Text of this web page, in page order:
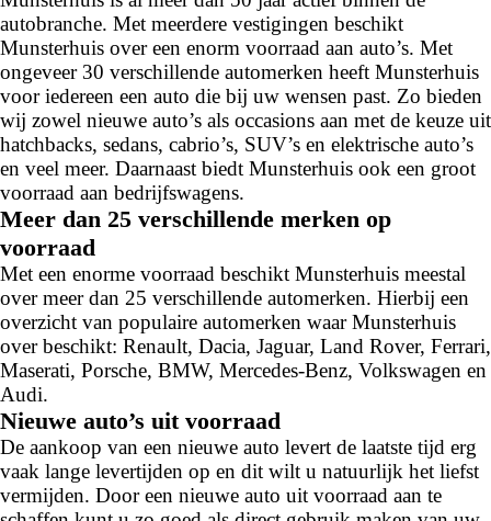
autobranche. Met meerdere vestigingen beschikt
Munsterhuis over een enorm voorraad aan auto’s. Met
ongeveer 30 verschillende automerken heeft Munsterhuis
voor iedereen een auto die bij uw wensen past. Zo bieden
wij zowel nieuwe auto’s als occasions aan met de keuze uit
hatchbacks, sedans, cabrio’s, SUV’s en elektrische auto’s
en veel meer. Daarnaast biedt Munsterhuis ook een groot
voorraad aan bedrijfswagens.
Meer dan 25 verschillende merken op
voorraad
Met een enorme voorraad beschikt Munsterhuis meestal
over meer dan 25 verschillende automerken. Hierbij een
overzicht van populaire automerken waar Munsterhuis
over beschikt: Renault, Dacia, Jaguar, Land Rover, Ferrari,
Maserati, Porsche, BMW, Mercedes-Benz, Volkswagen en
Audi.
Nieuwe auto’s uit voorraad
De aankoop van een nieuwe auto levert de laatste tijd erg
vaak lange levertijden op en dit wilt u natuurlijk het liefst
vermijden. Door een nieuwe auto uit voorraad aan te